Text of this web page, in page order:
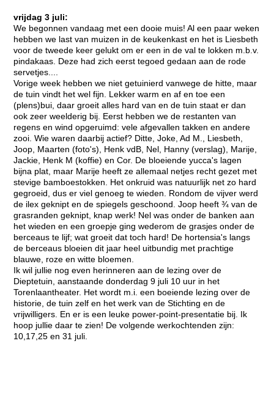
vrijdag 3 juli:
We begonnen vandaag met een dooie muis! Al een paar weken
hebben we last van muizen in de keukenkast en het is Liesbeth
voor de tweede keer gelukt om er een in de val te lokken m.b.v.
pindakaas. Deze had zich eerst tegoed gedaan aan de rode
servetjes....
Vorige week hebben we niet getuinierd vanwege de hitte, maar
de tuin vindt het wel fijn. Lekker warm en af en toe een
(plens)bui, daar groeit alles hard van en de tuin staat er dan
ook zeer weelderig bij. Eerst hebben we de restanten van
regens en wind opgeruimd: vele afgevallen takken en andere
zooi. Wie waren daarbij actief? Ditte, Joke, Ad M., Liesbeth,
Joop, Maarten (foto's), Henk vdB, Nel, Hanny (verslag), Marije,
Jackie, Henk M (koffie) en Cor. De bloeiende yucca's lagen
bijna plat, maar Marije heeft ze allemaal netjes recht gezet met
stevige bamboestokken. Het onkruid was natuurlijk net zo hard
gegroeid, dus er viel genoeg te wieden. Rondom de vijver werd
de ilex geknipt en de spiegels geschoond. Joop heeft ¾ van de
grasranden geknipt, knap werk! Nel was onder de banken aan
het wieden en een groepje ging wederom de grasjes onder de
berceaus te lijf; wat groeit dat toch hard! De hortensia's langs
de berceaus bloeien dit jaar heel uitbundig met prachtige
blauwe, roze en witte bloemen.
Ik wil jullie nog even herinneren aan de lezing over de
Dieptetuin, aanstaande donderdag 9 juli 10 uur in het
Torenlaantheater. Het wordt m.i. een boeiende lezing over de
historie, de tuin zelf en het werk van de Stichting en de
vrijwilligers. En er is een leuke power-point-presentatie bij. Ik
hoop jullie daar te zien! De volgende werkochtenden zijn:
10,17,25 en 31 juli.